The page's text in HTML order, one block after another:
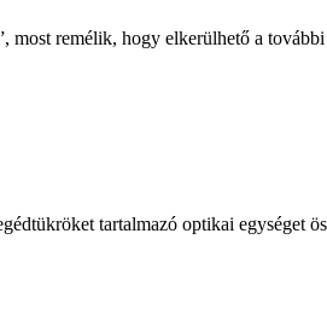
remélik, hogy elkerülhető a további
tartalmazó optikai egységet